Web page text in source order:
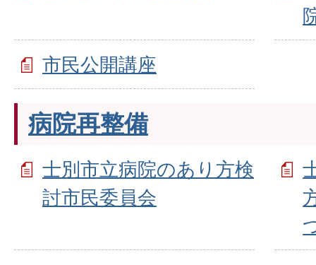
市民公開講座
病院再整備
士別市立病院のあり方検
討市民委員会